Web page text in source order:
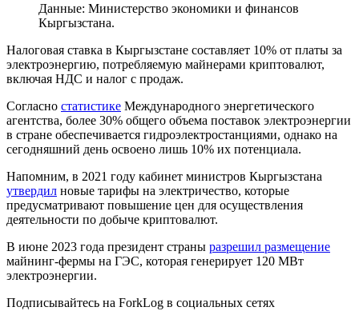
Данные: Министерство экономики и финансов
Кыргызстана.
Налоговая ставка в Кыргызстане составляет 10% от платы за
электроэнергию, потребляемую майнерами криптовалют,
включая НДС и налог с продаж.
Согласно статистике Международного энергетического
агентства, более 30% общего объема поставок электроэнергии
в стране обеспечивается гидроэлектростанциями, однако на
сегодняшний день освоено лишь 10% их потенциала.
Напомним, в 2021 году кабинет министров Кыргызстана
утвердил новые тарифы на электричество, которые
предусматривают повышение цен для осуществления
деятельности по добыче криптовалют.
В июне 2023 года президент страны разрешил размещение
майнинг-фермы на ГЭС, которая генерирует 120 МВт
электроэнергии.
Подписывайтесь на ForkLog в социальных сетях